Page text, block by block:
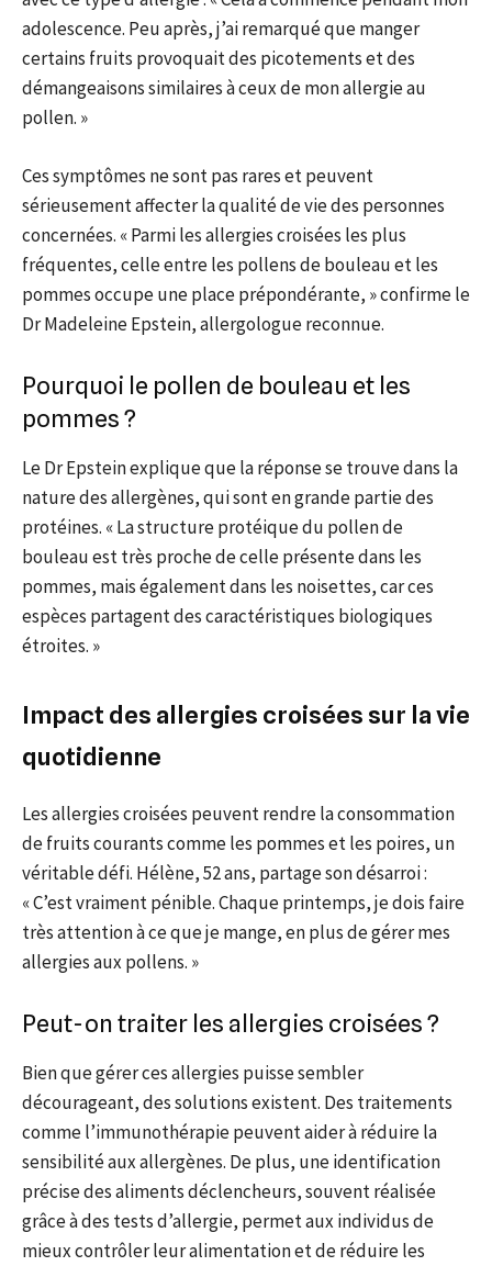
adolescence. Peu après, j’ai remarqué que manger
certains fruits provoquait des picotements et des
démangeaisons similaires à ceux de mon allergie au
pollen. »
Ces symptômes ne sont pas rares et peuvent
sérieusement affecter la qualité de vie des personnes
concernées. « Parmi les allergies croisées les plus
fréquentes, celle entre les pollens de bouleau et les
pommes occupe une place prépondérante, » confirme le
Dr Madeleine Epstein, allergologue reconnue.
Pourquoi le pollen de bouleau et les
pommes ?
Le Dr Epstein explique que la réponse se trouve dans la
nature des allergènes, qui sont en grande partie des
protéines. « La structure protéique du pollen de
bouleau est très proche de celle présente dans les
pommes, mais également dans les noisettes, car ces
espèces partagent des caractéristiques biologiques
étroites. »
Impact des allergies croisées sur la vie
quotidienne
Les allergies croisées peuvent rendre la consommation
de fruits courants comme les pommes et les poires, un
véritable défi. Hélène, 52 ans, partage son désarroi :
« C’est vraiment pénible. Chaque printemps, je dois faire
très attention à ce que je mange, en plus de gérer mes
allergies aux pollens. »
Peut-on traiter les allergies croisées ?
Bien que gérer ces allergies puisse sembler
décourageant, des solutions existent. Des traitements
comme l’immunothérapie peuvent aider à réduire la
sensibilité aux allergènes. De plus, une identification
précise des aliments déclencheurs, souvent réalisée
grâce à des tests d’allergie, permet aux individus de
mieux contrôler leur alimentation et de réduire les